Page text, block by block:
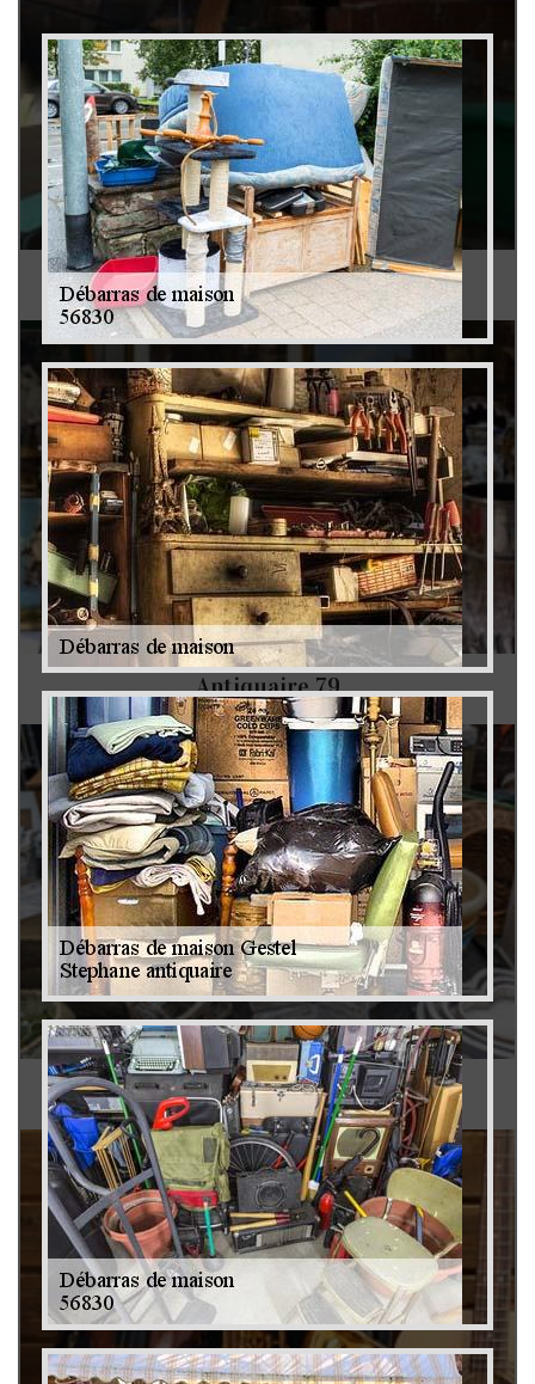
Débarras de grenier et cave 79
Antiquaire 79
Brocanteur 79